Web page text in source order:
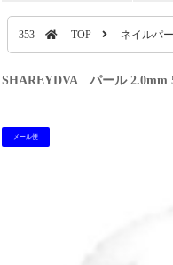
353 TOP ネイルパ
SHAREYDVA パール 2.0mm
メール便